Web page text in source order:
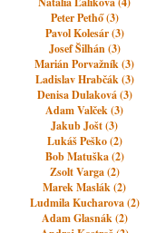
Peter Pethő (3)
Pavol Kolesár (3)
Josef Šilhán (3)
Marián Porvažník (3)
Ladislav Hrabčák (3)
Denisa Dulaková (3)
Adam Valček (3)
Jakub Jošt (3)
Lukáš Peško (2)
Bob Matuška (2)
Zsolt Varga (2)
Marek Maslák (2)
Ludmila Kucharova (2)
Adam Glasnák (2)